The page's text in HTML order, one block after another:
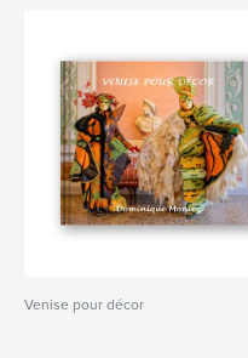
Venise pour décor